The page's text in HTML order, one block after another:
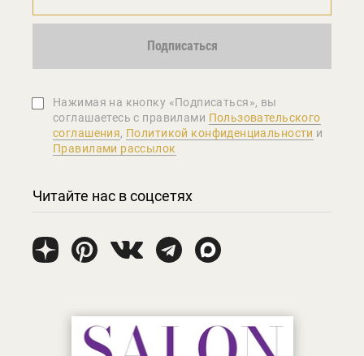
Подписаться
Нажимая на кнопку «Подписаться», вы
соглашаетеcь с правилами Пользовательского
соглашения, Политикой конфиденциальности и
Правилами рассылок
Читайте нас в соцсетях